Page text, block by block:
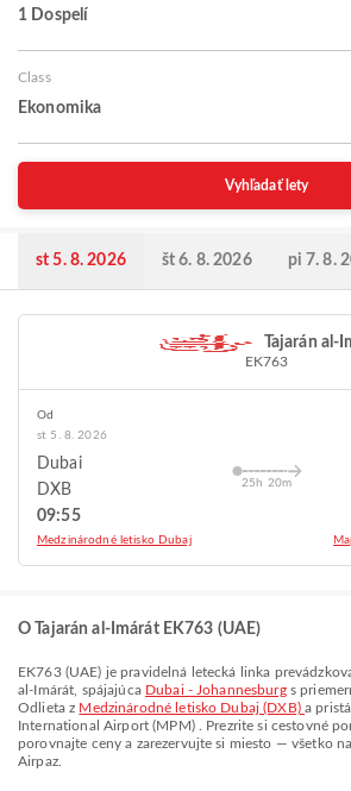
1 Dospelí
Class
Ekonomika
Vyhľadať lety
st 5. 8. 2026 št 6. 8. 2026 pi 7. 8.
Tajarán al-
EK763
Od
st 5. 8. 2026
Dubai
DXB
09:55
Medzinárodné letisko Dubaj
25h 20m
O Tajarán al-Imárát EK763 (UAE)
EK763(UAE) je pravidelná letecká linka
al-Imárát , spájajúca Dubai - Johannesburgs
Odlieta z Medzinárodné letisko Dubaj (DXB)a
International Airport (MPM)
. Prezrite si cestovné
porovnajte ceny a zarezervujte si miesto — všetko
Airpaz.